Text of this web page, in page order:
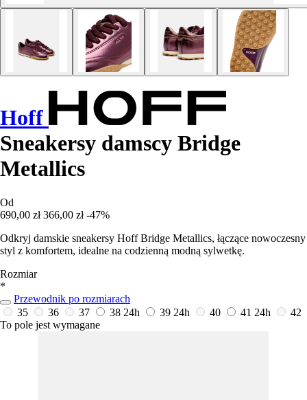
Hoff
Sneakersy damscy Bridge
Metallics
Od
690,00 zł 366,00 zł -47%
Odkryj damskie sneakersy Hoff Bridge Metallics, łączące nowoczesny
styl z komfortem, idealne na codzienną modną sylwetkę.
Rozmiar
*
Przewodnik po rozmiarach
35
36 37 38 24h 39 24h 40 41 24h
42
To pole jest wymagane